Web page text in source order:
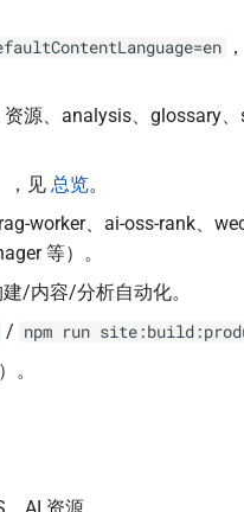
，
源、analysis、glossary
，见 总览。
worker、ai-oss-rank、
等）。
建/内容/分析自动化。
/ npm run
。